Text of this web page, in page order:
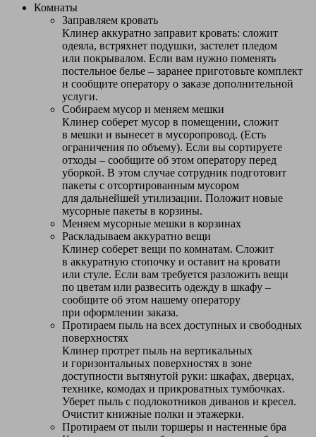
Комнаты
Заправляем кровать
Клинер аккуратно заправит кровать: сложит
одеяла, встряхнет подушки, застелет пледом
или покрывалом. Если вам нужно поменять
постельное белье – заранее приготовьте комплект
и сообщите оператору о заказе дополнительной
услуги.
Собираем мусор и меняем мешки
Клинер соберет мусор в помещении, сложит
в мешки и вынесет в мусоропровод. (Есть
ограничения по объему). Если вы сортируете
отходы – сообщите об этом оператору перед
уборкой. В этом случае сотрудник подготовит
пакеты с отсортированным мусором
для дальнейшей утилизации. Положит новые
мусорные пакеты в корзины.
Меняем мусорные мешки в корзинах
Раскладываем аккуратно вещи
Клинер соберет вещи по комнатам. Сложит
в аккуратную стопочку и оставит на кровати
или стуле. Если вам требуется разложить вещи
по цветам или развесить одежду в шкафу –
сообщите об этом нашему оператору
при оформлении заказа.
Протираем пыль на всех доступных и свободных
поверхностях
Клинер протрет пыль на вертикальных
и горизонтальных поверхностях в зоне
доступности вытянутой руки: шкафах, дверцах,
технике, комодах и прикроватных тумбочках.
Уберет пыль с подлокотников диванов и кресел.
Очистит книжные полки и этажерки.
Протираем от пыли торшеры и настенные бра